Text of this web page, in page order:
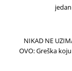
NIKAD NE
OVO: Greška